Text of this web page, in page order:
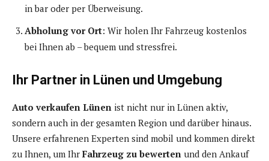
in bar oder per Überweisung.
Abholung vor Ort: Wir holen Ihr Fahrzeug kostenlos
bei Ihnen ab – bequem und stressfrei.
Ihr Partner in Lünen und Umgebung
Auto verkaufen Lünen ist nicht nur in Lünen aktiv,
sondern auch in der gesamten Region und darüber hinaus.
Unsere erfahrenen Experten sind mobil und kommen direkt
zu Ihnen, um Ihr Fahrzeug zu bewerten und den Ankauf